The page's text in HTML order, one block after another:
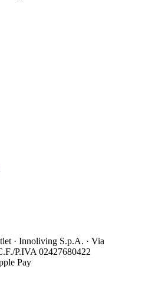
· Innoliving S.p.A. · Via
P.IVA 02427680422
Pay